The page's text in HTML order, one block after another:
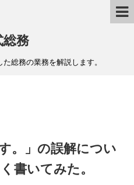
総務
総務の業務を解説します。
。」の誤解につい
書いてみた。